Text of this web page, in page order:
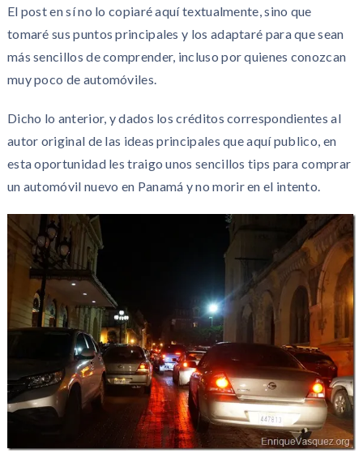
El post en sí no lo copiaré aquí textualmente, sino que
tomaré sus puntos principales y los adaptaré para que sean
más sencillos de comprender, incluso por quienes conozcan
muy poco de automóviles.
Dicho lo anterior, y dados los créditos correspondientes al
autor original de las ideas principales que aquí publico, en
esta oportunidad les traigo unos sencillos tips para comprar
un automóvil nuevo en Panamá y no morir en el intento.